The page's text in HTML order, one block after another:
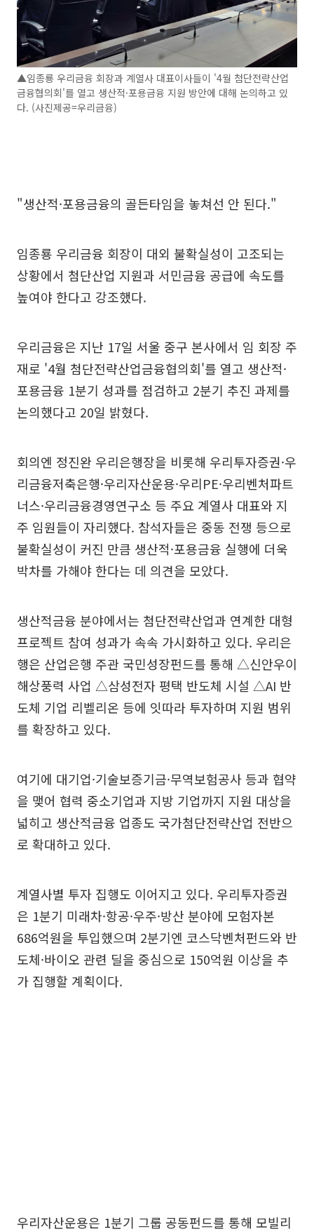
▲임종룡 우리금융 회장과 계열사 대표이사들이 '4월 첨단전략산업
금융협의회'를 열고 생산적·포용금융 지원 방안에 대해 논의하고 있
다. (사진제공=우리금융)
"생산적·포용금융의 골든타임을 놓쳐선 안 된다."
임종룡 우리금융 회장이 대외 불확실성이 고조되는
상황에서 첨단산업 지원과 서민금융 공급에 속도를
높여야 한다고 강조했다.
우리금융은 지난 17일 서울 중구 본사에서 임 회장 주
재로 '4월 첨단전략산업금융협의회'를 열고 생산적·
포용금융 1분기 성과를 점검하고 2분기 추진 과제를
논의했다고 20일 밝혔다.
회의엔 정진완 우리은행장을 비롯해 우리투자증권·우
리금융저축은행·우리자산운용·우리PE·우리벤처파트
너스·우리금융경영연구소 등 주요 계열사 대표와 지
주 임원들이 자리했다. 참석자들은 중동 전쟁 등으로
불확실성이 커진 만큼 생산적·포용금융 실행에 더욱
박차를 가해야 한다는 데 의견을 모았다.
생산적금융 분야에서는 첨단전략산업과 연계한 대형
프로젝트 참여 성과가 속속 가시화하고 있다. 우리은
행은 산업은행 주관 국민성장펀드를 통해 △신안우이
해상풍력 사업 △삼성전자 평택 반도체 시설 △AI 반
도체 기업 리벨리온 등에 잇따라 투자하며 지원 범위
를 확장하고 있다.
여기에 대기업·기술보증기금·무역보험공사 등과 협약
을 맺어 협력 중소기업과 지방 기업까지 지원 대상을
넓히고 생산적금융 업종도 국가첨단전략산업 전반으
로 확대하고 있다.
계열사별 투자 집행도 이어지고 있다. 우리투자증권
은 1분기 미래차·항공·우주·방산 분야에 모험자본
686억원을 투입했으며 2분기엔 코스닥벤처펀드와 반
도체·바이오 관련 딜을 중심으로 150억원 이상을 추
가 집행할 계획이다.
우리자산운용은 1분기 그룹 공동펀드를 통해 모빌리